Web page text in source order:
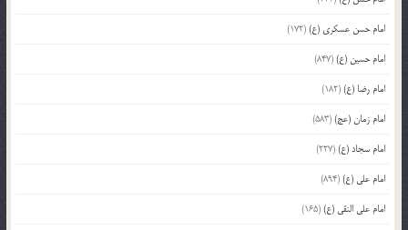
امام حسن عسکری (ع)(172)
امام حسین (ع)(847)
امام رضا (ع)(182)
امام زمان (عج)(583)
امام سجاد (ع)(227)
امام علی (ع)(894)
امام علی النقی (ع)(165)